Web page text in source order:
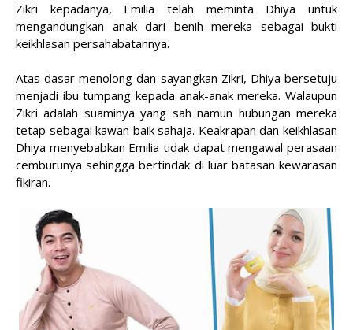
Zikri kepadanya, Emilia telah meminta Dhiya untuk
mengandungkan anak dari benih mereka sebagai bukti
keikhlasan persahabatannya.
Atas dasar menolong dan sayangkan Zikri, Dhiya bersetuju
menjadi ibu tumpang kepada anak-anak mereka. Walaupun
Zikri adalah suaminya yang sah namun hubungan mereka
tetap sebagai kawan baik sahaja. Keakrapan dan keikhlasan
Dhiya menyebabkan Emilia tidak dapat mengawal perasaan
cemburunya sehingga bertindak di luar batasan kewarasan
fikiran.